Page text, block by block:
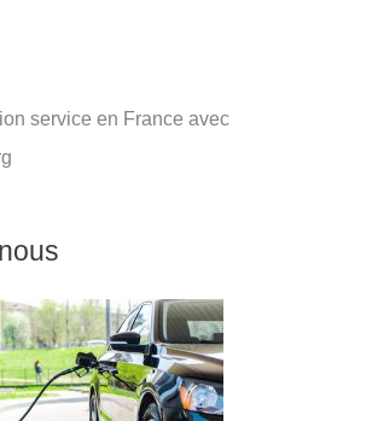
service en France avec